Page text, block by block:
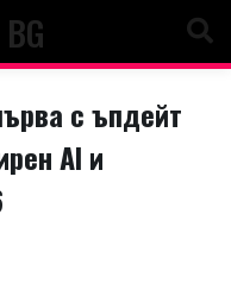
с ъпдейт
AI и